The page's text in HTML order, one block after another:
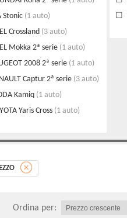
Stonic (1 auto)
Crossland (3 auto)
Mokka 2ª serie (1 auto)
2008 2ª serie (1 auto)
Captur 2ª serie (3 auto)
Kamiq (1 auto)
Yaris Cross (1 auto)
Ordina per: